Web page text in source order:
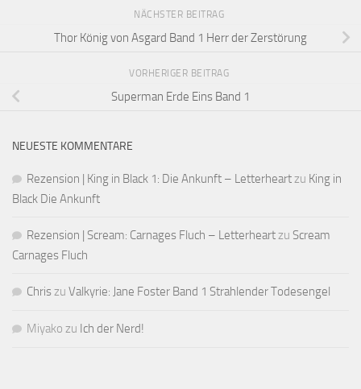
NÄCHSTER BEITRAG
Thor König von Asgard Band 1 Herr der Zerstörung
VORHERIGER BEITRAG
Superman Erde Eins Band 1
NEUESTE KOMMENTARE
Rezension | King in Black 1: Die Ankunft – Letterheartzu King in
Black Die Ankunft
Rezension | Scream: Carnages Fluch – Letterheartzu Scream
Carnages Fluch
Chriszu Valkyrie: Jane Foster Band 1 Strahlender Todesengel
Miyako zu Ich der Nerd!